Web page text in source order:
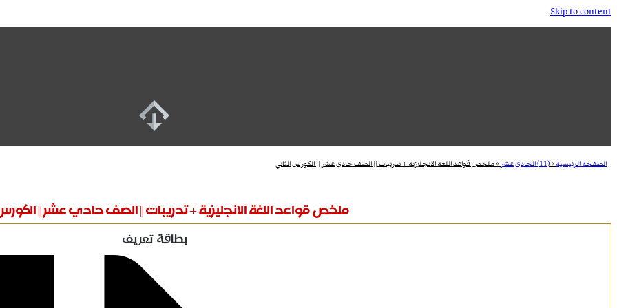
Skip to content
الصفحة الرئيسية»(11) الحادي عشر »ملخص قواعد اللغة الانجليزية + تدريبات || الصف حادي عشر || الكورس الثاني
ملخص قواعد اللغة الانجليزية + تدريبات || الصف حادي عشر ||
بطاقة تعريف